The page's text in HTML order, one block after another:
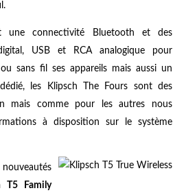
une connectivité Bluetooth et des
USB et RCA analogique pour
sans fil ses appareils mais aussi un
les Klipsch The Fours sont des
mais comme pour les autres nous
à disposition sur le système
T5 Family